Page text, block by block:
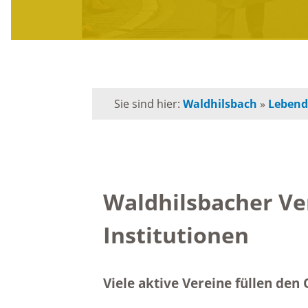
Leistungen
Sie sind hier:Waldhilsbach »
Waldhilsbacher
Institutionen
Viele aktive Vereine füllen den